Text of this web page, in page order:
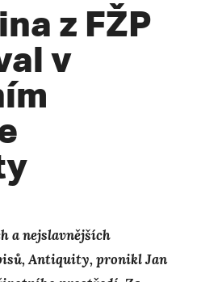
z FŽP
v
a nejslavnějších
Antiquity, pronikl Jan